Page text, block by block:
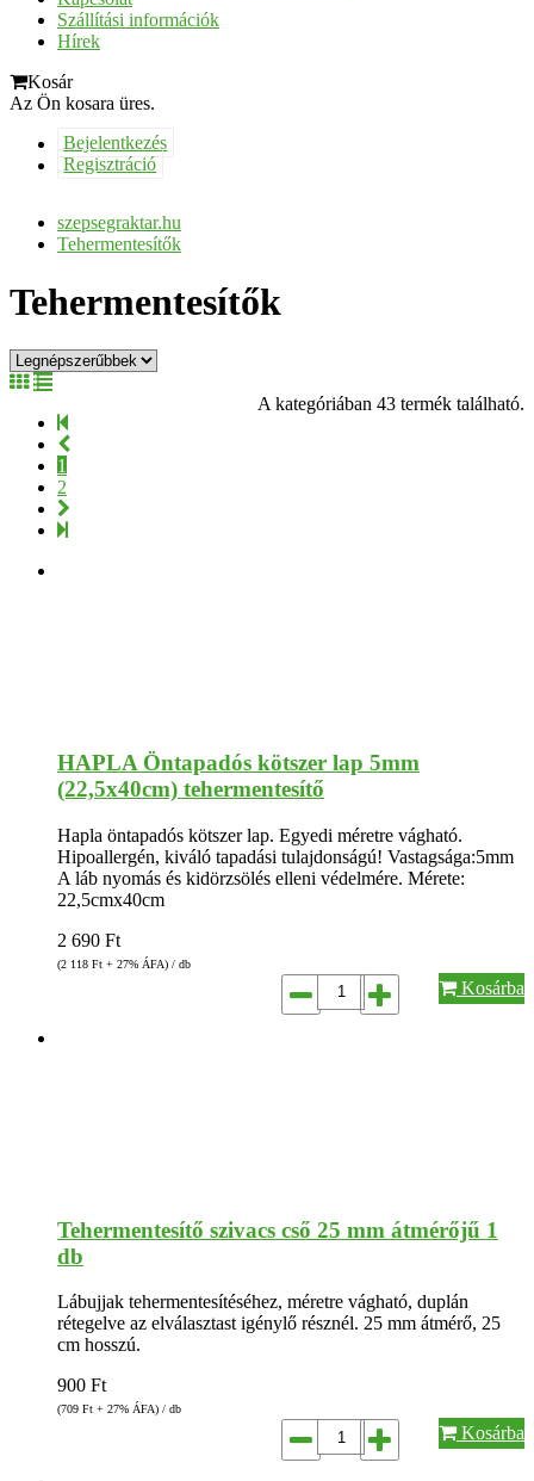
Szállítási információk
Hírek
Kosár
Az Ön kosara üres.
Bejelentkezés
Regisztráció
szepsegraktar.hu
Tehermentesítők
Tehermentesítők
A kategóriában 43 termék található.
1
2
HAPLA Öntapadós kötszer lap 5mm
(22,5x40cm) tehermentesítő
Hapla öntapadós kötszer lap. Egyedi méretre vágható.
Hipoallergén, kiváló tapadási tulajdonságú! Vastagsága:5mm
A láb nyomás és kidörzsölés elleni védelmére. Mérete:
22,5cmx40cm
2 690 Ft
(2 118 Ft + 27% ÁFA) / db
Kosárba
Tehermentesítő szivacs cső 25 mm átmérőjű 1
db
Lábujjak tehermentesítéséhez, méretre vágható, duplán
rétegelve az elválasztast igénylő résznél. 25 mm átmérő, 25
cm hosszú.
900 Ft
(709 Ft + 27% ÁFA) / db
Kosárba